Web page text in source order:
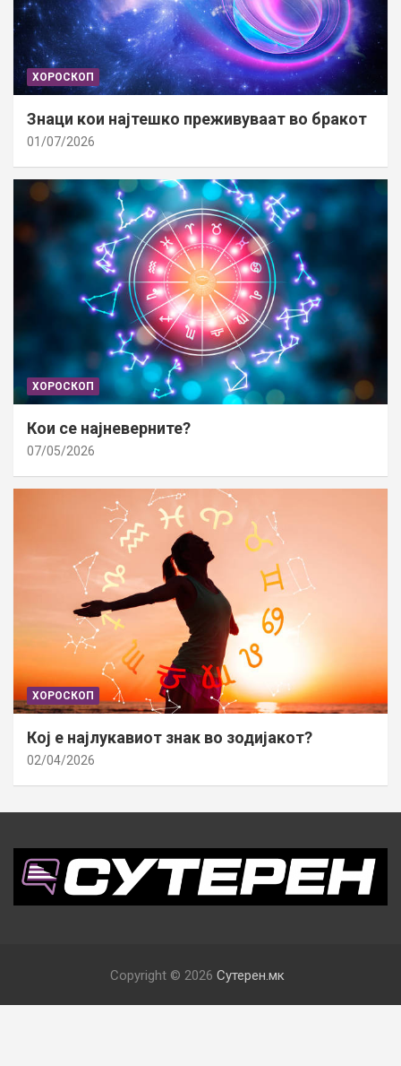
ХОРОСКОП
Знаци кои најтешко преживуваат во бракот
01/07/2026
ХОРОСКОП
Кои се најневерните?
07/05/2026
ХОРОСКОП
Кој е најлукавиот знак во зодијакот?
02/04/2026
Copyright © 2026 Сутерен.мк